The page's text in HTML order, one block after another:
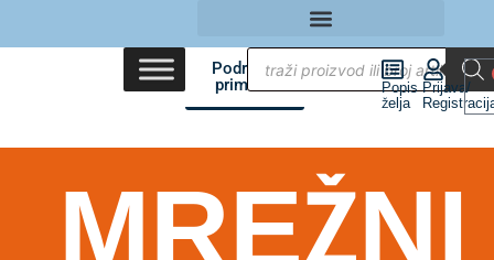
Područja
primene
Popis
želja
Prijava/
MREŽNI